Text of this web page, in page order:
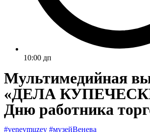
10:00 дп
Мультимедийная
«ДЕЛА
Дню работника
#venevmuzey #музейВенева